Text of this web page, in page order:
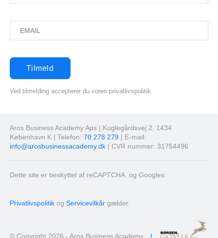
Ved tilmelding accepterer du vores privatlivspolitik
Aros Business Academy Aps | Kuglegårdsvej 2, 1434
København K | Telefon: 70 278 279 | E-mail:
info@arosbusinessacademy.dk | CVR nummer: 31754496
Dette site er beskyttet af reCAPTCHA, og Googles
Privatlivspolitik og Servicevilkår gælder.
© Copyright 2026 - Aros Business Academy I